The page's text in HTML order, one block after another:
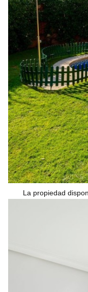
La propiedad